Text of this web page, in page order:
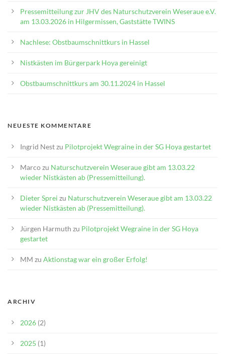
Pressemitteilung zur JHV des Naturschutzverein Weseraue e.V.
am 13.03.2026 in Hilgermissen, Gaststätte TWINS
Nachlese: Obstbaumschnittkurs in Hassel
Nistkästen im Bürgerpark Hoya gereinigt
Obstbaumschnittkurs am 30.11.2024 in Hassel
NEUESTE KOMMENTARE
Ingrid Nestzu Pilotprojekt Wegraine in der SG Hoya gestartet
Marcozu Naturschutzverein Weseraue gibt am 13.03.22
wieder Nistkästen ab (Pressemitteilung).
Dieter Sprei zu Naturschutzverein Weseraue gibt am 13.03.22
wieder Nistkästen ab (Pressemitteilung).
Jürgen Harmuth zu Pilotprojekt Wegraine in der SG Hoya
gestartet
MM zu Aktionstag war ein großer Erfolg!
ARCHIV
2026 (2)
2025 (1)